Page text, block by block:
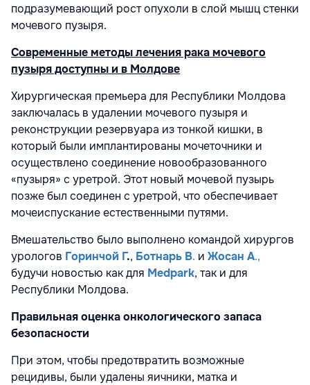
подразумевающий рост опухоли в слой мышц стенки
мочевого пузыря.
Современные методы лечения рака мочевого
пузыря доступны и в Молдове
Хирургическая премьера для Республики Молдова
заключалась в удалении мочевого пузыря и
реконструкции резервуара из тонкой кишки, в
который были имплантированы мочеточники и
осуществлено соединение новообразованного
«пузыря» с уретрой. Этот новый мочевой пузырь
позже был соединен с уретрой, что обеспечивает
мочеиспускание естественными путями.
Вмешательство было выполнено командой хирургов
урологов Горинчой Г., Ботнарь В. и Жосан А.,
будучи новостью как для Medpark, так и для
Республики Молдова.
Правильная оценка онкологического запаса
безопасности
При этом, чтобы предотвратить возможные
рецидивы, были удалены яичники, матка и